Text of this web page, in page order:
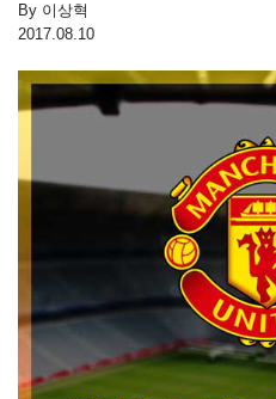
By 이상혁
2017.08.10